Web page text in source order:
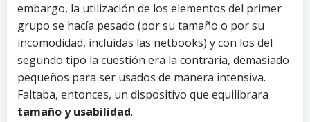
embargo, la utilización de los elementos del primer
grupo se hacía pesado (por su tamaño o por su
incomodidad, incluidas las netbooks) y con los del
segundo tipo la cuestión era la contraria, demasiado
pequeños para ser usados de manera intensiva.
Faltaba, entonces, un dispositivo que equilibrara
tamaño y usabilidad.